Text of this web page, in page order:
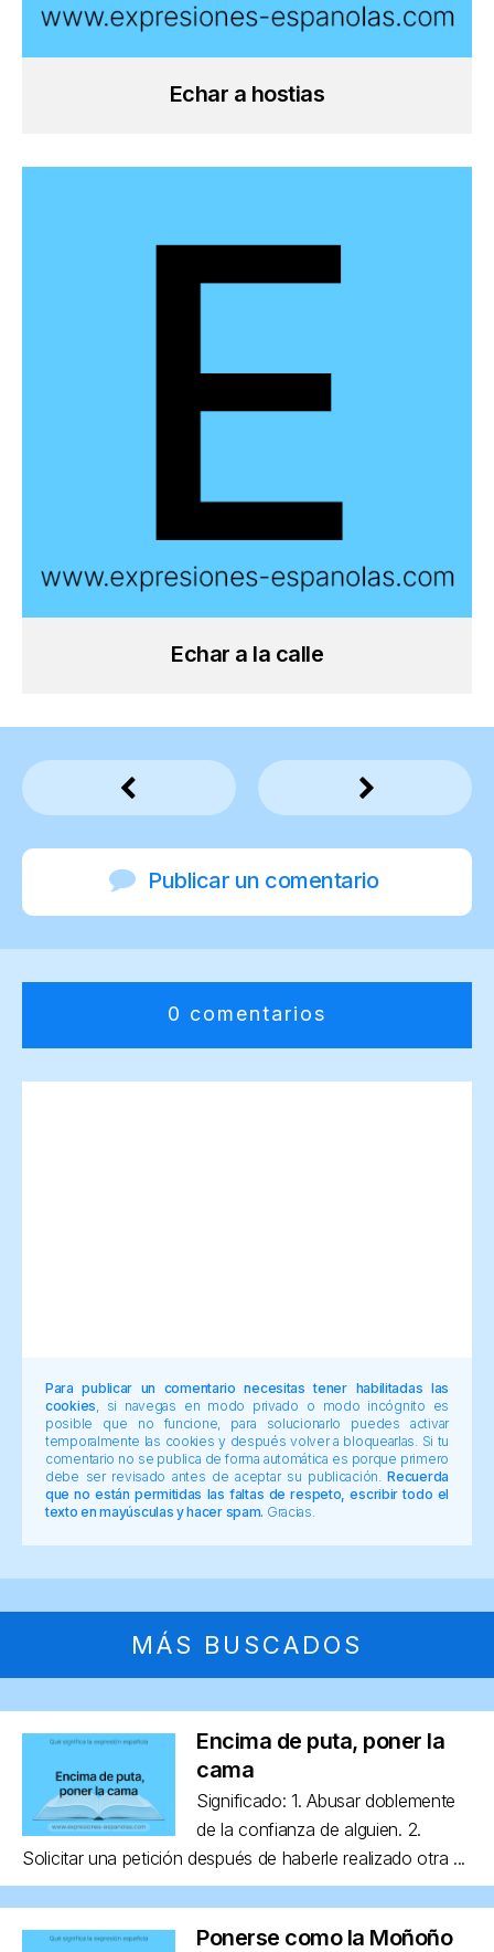
Echar a hostias
Echar a la calle
Publicar un comentario
0 comentarios
Para publicar un comentario necesitas tener habilitadas las
cookies , si navegas en modo privado o modo incógnito es
posible que no funcione, para solucionarlo puedes activar
temporalmente las cookies y después volver a bloquearlas. Si tu
comentario no se publica de forma automática es porque primero
debe ser revisado antes de aceptar su publicación.Recuerda
que no están permitidas las faltas de respeto, escribir todo el
texto en mayúsculas y hacer spam. Gracias.
MÁS BUSCADOS
Encima de puta, poner la
cama
Significado: 1. Abusar doblemente
de la confianza de alguien. 2.
Solicitar una petición después de haberle realizado otra ...
Ponerse como la Moñoño